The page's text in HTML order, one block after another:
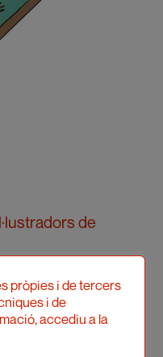
de
pròpies i de tercers
i de
accediu a la